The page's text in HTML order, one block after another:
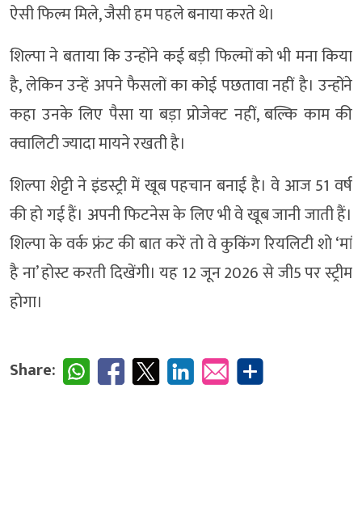
ऐसी फिल्म मिले, जैसी हम पहले बनाया करते थे।
शिल्पा ने बताया कि उन्होंने कई बड़ी फिल्मों को भी मना किया
है, लेकिन उन्हें अपने फैसलों का कोई पछतावा नहीं है। उन्होंने
कहा उनके लिए पैसा या बड़ा प्रोजेक्ट नहीं, बल्कि काम की
क्वालिटी ज्यादा मायने रखती है।
शिल्पा शेट्टी ने इंडस्ट्री में खूब पहचान बनाई है। वे आज 51 वर्ष
की हो गई हैं। अपनी फिटनेस के लिए भी वे खूब जानी जाती हैं।
शिल्पा के वर्क फ्रंट की बात करें तो वे कुकिंग रियलिटी शो ‘मां
है ना’ होस्ट करती दिखेंगी। यह 12 जून 2026 से जी5 पर स्ट्रीम
होगा।
Share: